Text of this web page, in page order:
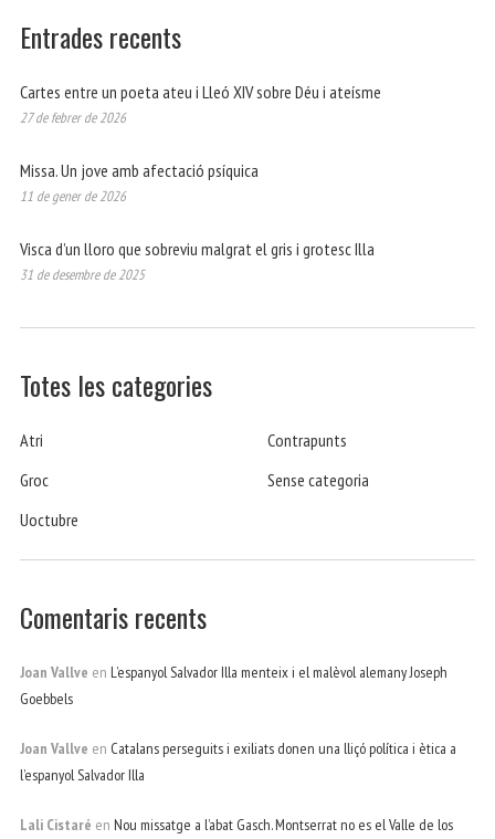
Entrades recents
Cartes entre un poeta ateu i Lleó XIV sobre Déu i ateísme
27 de febrer de 2026
Missa. Un jove amb afectació psíquica
11 de gener de 2026
Visca d’un lloro que sobreviu malgrat el gris i grotesc Illa
31 de desembre de 2025
Totes les categories
Atri
Contrapunts
Groc
Sense categoria
Uoctubre
Comentaris recents
Joan Vallve en L’espanyol Salvador Illa menteix i el malèvol alemany Joseph
Goebbels
Joan Vallve en Catalans perseguits i exiliats donen una lliçó política i ètica a
l’espanyol Salvador Illa
Lali Cistaré en Nou missatge a l’abat Gasch. Montserrat no es el Valle de los